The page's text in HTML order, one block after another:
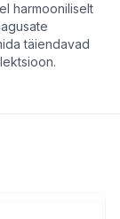
harmooniliselt
täiendavad